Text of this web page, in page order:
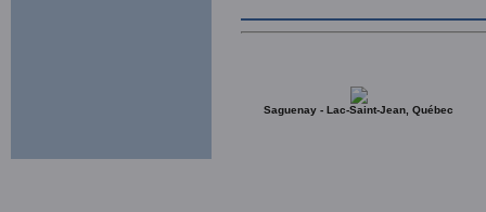
Saguenay - Lac-Saint-Jean, Québec